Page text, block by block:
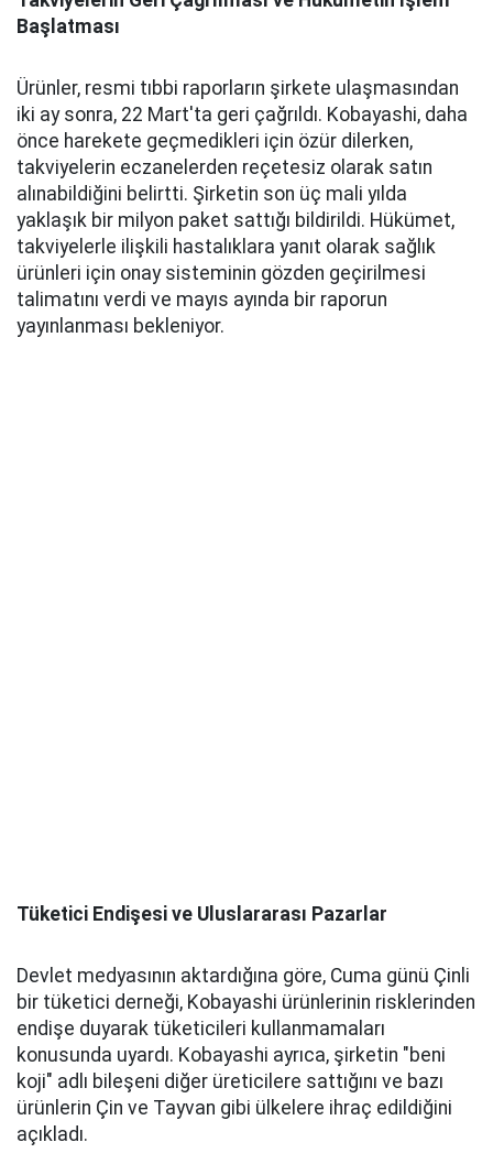
Başlatması
Ürünler, resmi tıbbi raporların şirkete ulaşmasından
iki ay sonra, 22 Mart'ta geri çağrıldı. Kobayashi, daha
önce harekete geçmedikleri için özür dilerken,
takviyelerin eczanelerden reçetesiz olarak satın
alınabildiğini belirtti. Şirketin son üç mali yılda
yaklaşık bir milyon paket sattığı bildirildi. Hükümet,
takviyelerle ilişkili hastalıklara yanıt olarak sağlık
ürünleri için onay sisteminin gözden geçirilmesi
talimatını verdi ve mayıs ayında bir raporun
yayınlanması bekleniyor.
Tüketici Endişesi ve Uluslararası Pazarlar
Devlet medyasının aktardığına göre, Cuma günü Çinli
bir tüketici derneği, Kobayashi ürünlerinin risklerinden
endişe duyarak tüketicileri kullanmamaları
konusunda uyardı. Kobayashi ayrıca, şirketin "beni
koji" adlı bileşeni diğer üreticilere sattığını ve bazı
ürünlerin Çin ve Tayvan gibi ülkelere ihraç edildiğini
açıkladı.